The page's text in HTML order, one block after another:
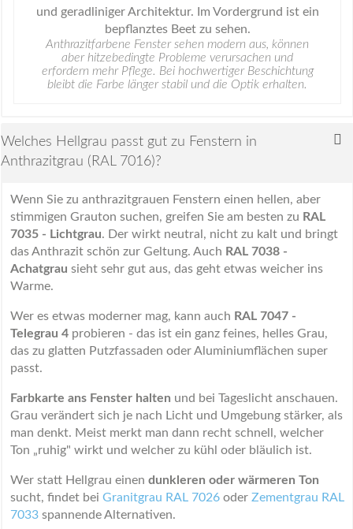
Anthrazitfarbene Fenster sehen modern aus, können
aber hitzebedingte Probleme verursachen und
erfordern mehr Pflege. Bei hochwertiger Beschichtung
bleibt die Farbe länger stabil und die Optik erhalten.
Welches Hellgrau passt gut zu Fenstern in
Anthrazitgrau (RAL 7016)?
Wenn Sie zu anthrazitgrauen Fenstern einen hellen, aber
stimmigen Grauton suchen, greifen Sie am besten zu RAL
7035 - Lichtgrau. Der wirkt neutral, nicht zu kalt und bringt
das Anthrazit schön zur Geltung. Auch RAL 7038 -
Achatgrau sieht sehr gut aus, das geht etwas weicher ins
Warme.
Wer es etwas moderner mag, kann auch RAL 7047 -
Telegrau 4 probieren - das ist ein ganz feines, helles Grau,
das zu glatten Putzfassaden oder Aluminiumflächen super
passt.
Farbkarte ans Fenster halten und bei Tageslicht anschauen.
Grau verändert sich je nach Licht und Umgebung stärker, als
man denkt. Meist merkt man dann recht schnell, welcher
Ton „ruhig" wirkt und welcher zu kühl oder bläulich ist.
Wer statt Hellgrau einen dunkleren oder wärmeren Ton
sucht, findet bei Granitgrau RAL 7026 oder Zementgrau RAL
7033 spannende Alternativen.